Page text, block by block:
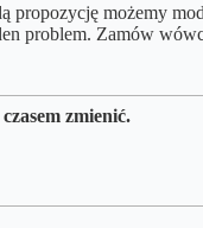
propozycję możemy
problem. Zamów
zmienić.